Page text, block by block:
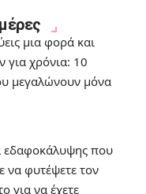
μια φορά και
για χρόνια: 10
μεγαλώνουν μόνα
εδαφοκάλυψης που
να φυτέψετε τον
για να έχετε